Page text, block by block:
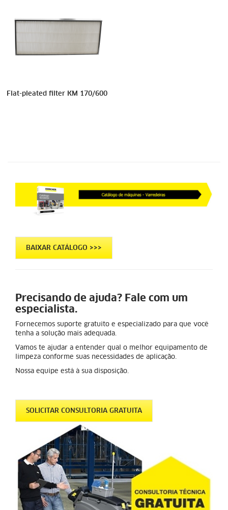
Flat-pleated filter KM 170/600
BAIXAR CATÁLOGO >>>
Precisando de ajuda? Fale com um
especialista.
Fornecemos suporte gratuito e especializado para que você
tenha a solução mais adequada.
Vamos te ajudar a entender qual o melhor equipamento de
limpeza conforme suas necessidades de aplicação.
Nossa equipe está à sua disposição.
SOLICITAR CONSULTORIA GRATUITA